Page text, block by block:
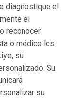
diagnostique el
el
reconocer
o médico los
su
Su
su